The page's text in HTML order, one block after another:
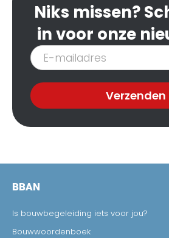
Niks missen?
in voor onze
Inschrijven
nieuwsbrief
Verzenden
BBAN
Is bouwbegeleiding iets voor jou?
Bouwwoordenboek